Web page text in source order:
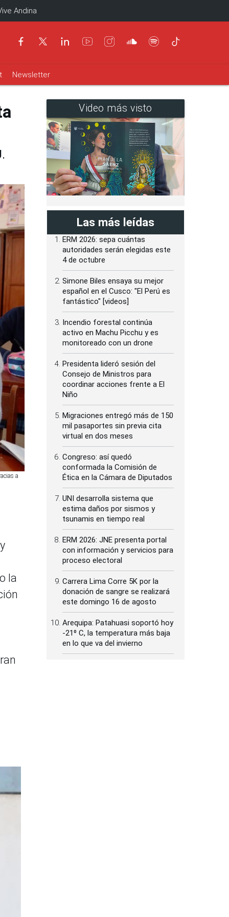
Andina
Newsletter
a
la
Video más visto
Las más leídas
ERM 2026: sepa cuántas
autoridades serán elegidas este
4 de octubre
Simone Biles ensaya su mejor
español en el Cusco: "El Perú es
fantástico" [videos]
Incendio forestal continúa
activo en Machu Picchu y es
monitoreado con un drone
Presidenta lideró sesión del
Consejo de Ministros para
coordinar acciones frente a El
Niño
Migraciones entregó más de 150
mil pasaportes sin previa cita
virtual en dos meses
Congreso: así quedó
conformada la Comisión de
Ética en la Cámara de Diputados
UNI desarrolla sistema que
estima daños por sismos y
tsunamis en tiempo real
ERM 2026: JNE presenta portal
con información y servicios para
proceso electoral
Carrera Lima Corre 5K por la
donación de sangre se realizará
este domingo 16 de agosto
Arequipa: Patahuasi soportó hoy
-21⁰ C, la temperatura más baja
en lo que va del invierno